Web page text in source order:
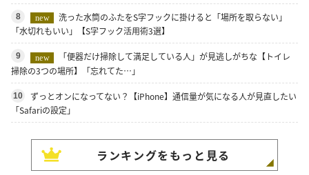
8 new
洗った水筒のふたをS字フックに掛けると「場所を取らない」
「水切れもいい」【S字フック活用術3選】
9 new
「便器だけ掃除して満足している人」が見逃しがちな【トイレ
掃除の3つの場所】「忘れてた…」
10
ずっとオンになってない？【iPhone】通信量が気になる人が見直したい
「Safariの設定」
ランキングをもっと見る